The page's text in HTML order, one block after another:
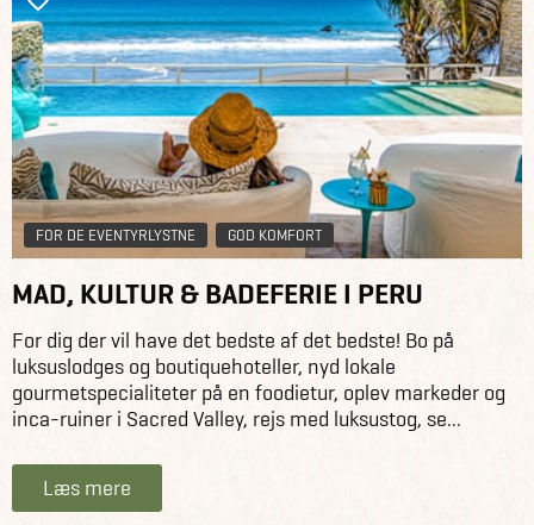
FOR DE EVENTYRLYSTNE GOD KOMFORT
MAD, KULTUR & BADEFERIE I PERU
For dig der vil have det bedste af det bedste! Bo på
luksuslodges og boutiquehoteller, nyd lokale
gourmetspecialiteter på en foodietur, oplev markeder og
inca-ruiner i Sacred Valley, rejs med luksustog, se...
Læs mere